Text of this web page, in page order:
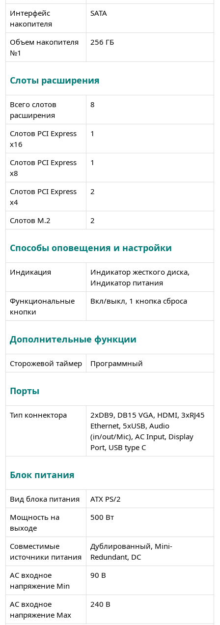
Интерфейс
накопителя
SATA
Объем накопителя
№1
256 ГБ
Слоты расширения
Всего слотов
расширения
8
Слотов PCI Express
x16
1
Слотов PCI Express
x8
1
Слотов PCI Express
x4
2
Слотов M.2 2
Способы оповещения и настройки
Индикация
Индикатор жесткого диска,
Индикатор питания
Функциональные
кнопки
Вкл/выкл, 1 кнопка сброса
Дополнительные функции
Сторожевой таймер Программный
Порты
Тип коннектора
2xDB9, DB15 VGA, HDMI, 3xRJ45
Ethernet, 5xUSB, Audio
(in/out/Mic), AC Input, Display
Port, USB type C
Блок питания
Вид блока питания
ATX PS/2
Мощность на
выходе
500 Вт
Совместимые
источники питания
Дублированный, Mini-
Redundant, DC
AC входное
напряжение Min
90 В
AC входное
напряжение Max
240 В